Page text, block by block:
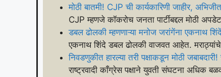
मोठी बातमी! CJP ची कार्यकारिणी जाहीर,
CJP म्हणजे कॉकरोच जनता पार्टीबद्दल मोठी
डबल ढोलकी म्हणणाऱ्या मनोज जरांगेंना एकनाथ
एकनाथ शिंदे डबल ढोलकी वाजवत आहेत.
निवडणुकीत हारल्या तरी पक्षाकडून मोठी
राष्ट्रवादी काँग्रेस पक्षाने युवती संघटना अधिक